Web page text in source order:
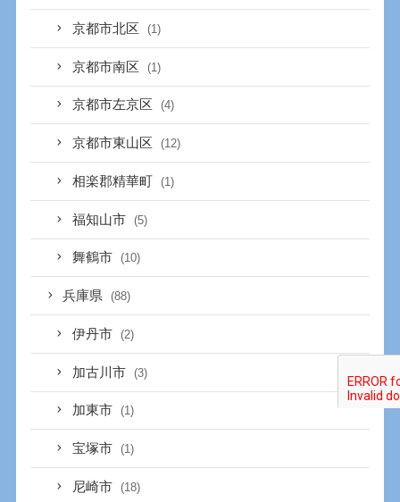
京都市北区 (1)
京都市南区 (1)
京都市左京区 (4)
京都市東山区 (12)
相楽郡精華町 (1)
福知山市 (5)
舞鶴市 (10)
兵庫県 (88)
伊丹市 (2)
加古川市 (3)
加東市 (1)
宝塚市 (1)
尼崎市 (18)